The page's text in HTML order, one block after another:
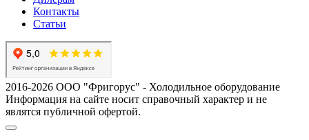
Контакты
Статьи
2016-2026 ООО "Фригорус" - Холодильное оборудование
Информация на сайте носит справочный характер и не
являтся публичной офертой.